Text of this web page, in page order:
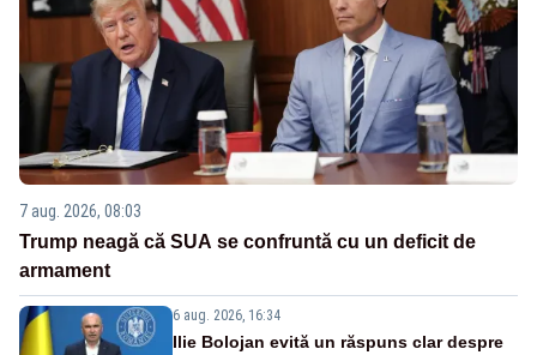
7 aug. 2026, 08:03
Trump neagă că SUA se confruntă cu un deficit de
armament
6 aug. 2026, 16:34
Ilie Bolojan evită un răspuns clar despre